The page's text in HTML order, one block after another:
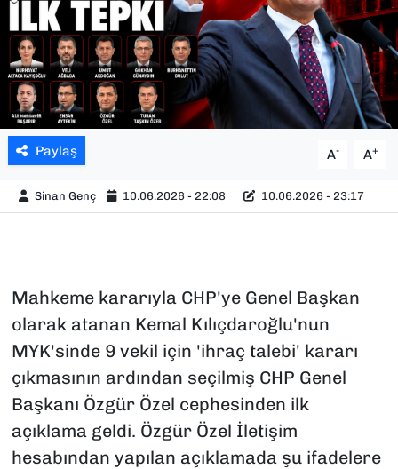
Paylaş A- A+
Sinan Genç 10.06.2026 - 22:08 10.06.2026 - 23:17
Mahkeme kararıyla CHP'ye Genel Başkan
olarak atanan Kemal Kılıçdaroğlu'nun
MYK'sinde 9 vekil için 'ihraç talebi' kararı
çıkmasının ardından seçilmiş CHP Genel
Başkanı Özgür Özel cephesinden ilk
açıklama geldi. Özgür Özel İletişim
hesabından yapılan açıklamada şu ifadelere
SAĞLIK
SPOR
TEKNOLOJİ
YAŞAM
YEREL YÖNETİMLER